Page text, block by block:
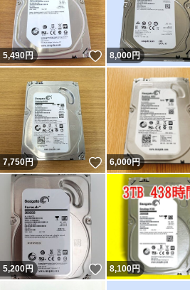
5,490円 いいね！
8,000円
7,750円 いいね！
6,000円
5,200円 いいね！
8,100円